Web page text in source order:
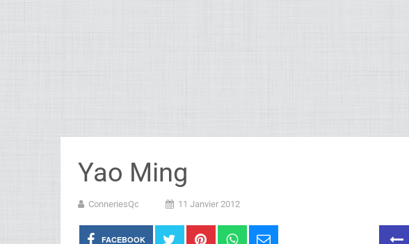
Yao Ming
ConneriesQc 11 Janvier 2012
FACEBOOK